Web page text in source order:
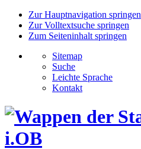
Zur Hauptnavigation springen
Zur Volltextsuche springen
Zum Seiteninhalt springen
Sitemap
Suche
Leichte Sprache
Kontakt